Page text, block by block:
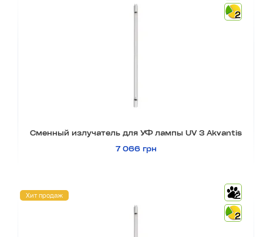
2
Сменный излучатель для УФ лампы UV 3 Akvantis
7 066 грн
Хит продаж
2
2